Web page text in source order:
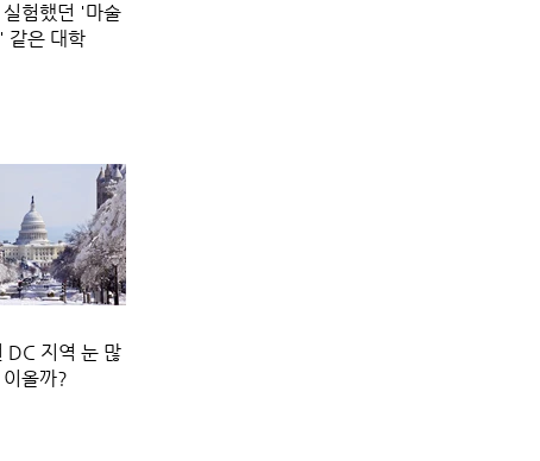
실험했던 '마술
같은 대학
DC 지역 눈 많
이올까?